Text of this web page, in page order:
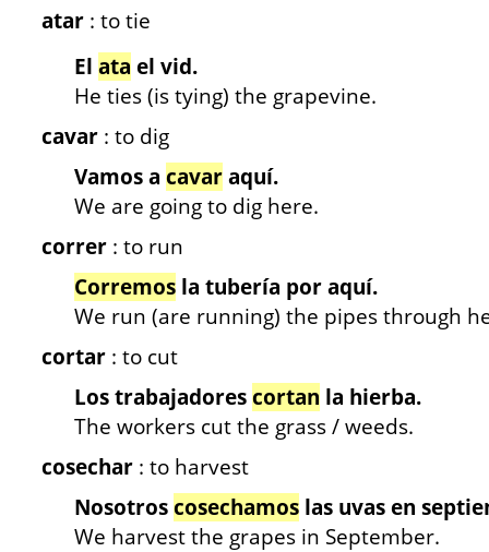
atar : to tie
El ata el vid.
He ties (is tying) the grapevine.
cavar : to dig
Vamos a cavaraquí.
We are going to dig here.
correr : to run
Corremos la tubería por aquí.
We run (are running) the pipes through
cortar : to cut
Los trabajadorescortan la hierba.
The workers cut the grass / weeds.
cosechar : to harvest
Nosotroscosechamos las uvas en
We harvest the grapes in September.